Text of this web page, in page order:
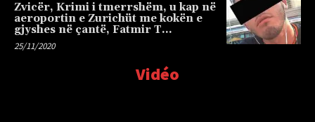
Zvicër, Krimi i tmerrshëm, u kap në
aeroportin e Zurichüt me kokën e
gjyshes në çantë, Fatmir T…
25/11/2020
Vidéo